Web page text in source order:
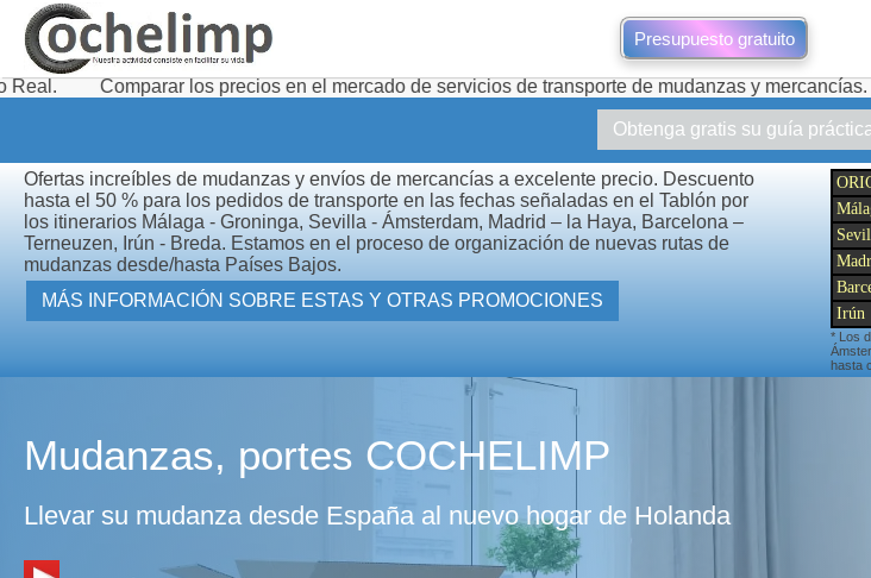
Presupuesto gratuito
los precios en el mercado de servicios de transporte de mudanzas y mercancías.
Obtenga gratis su guía
Ofertas increíbles de mudanzas y envíos de mercancías a excelente precio. Descuento
hasta el 50 % para los pedidos de transporte en las fechas señaladas en el Tablón por
los itinerarios Málaga - Groninga, Sevilla - Ámsterdam, Madrid – la Haya, Barcelona –
Terneuzen, Irún - Breda. Estamos en el proceso de organización de nuevas rutas de
mudanzas desde/hasta Países Bajos.
MÁS INFORMACIÓN SOBRE ESTAS Y OTRAS PROMOCIONES
Irún
* Los
hasta
Mudanzas, portes COCHELIMP
Llevar su mudanza desde España al nuevo hogar de Holanda